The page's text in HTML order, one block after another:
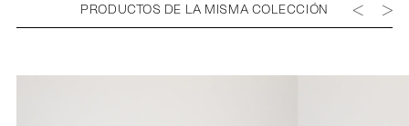
PRODUCTOS DE LA MISMA COLECCIÓN